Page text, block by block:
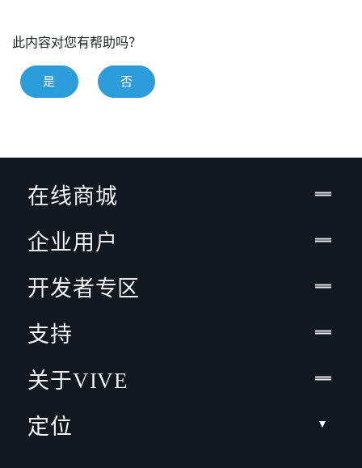
此内容对您有帮助吗？
是 否
在线商城
企业用户
开发者专区
支持
关于VIVE
定位